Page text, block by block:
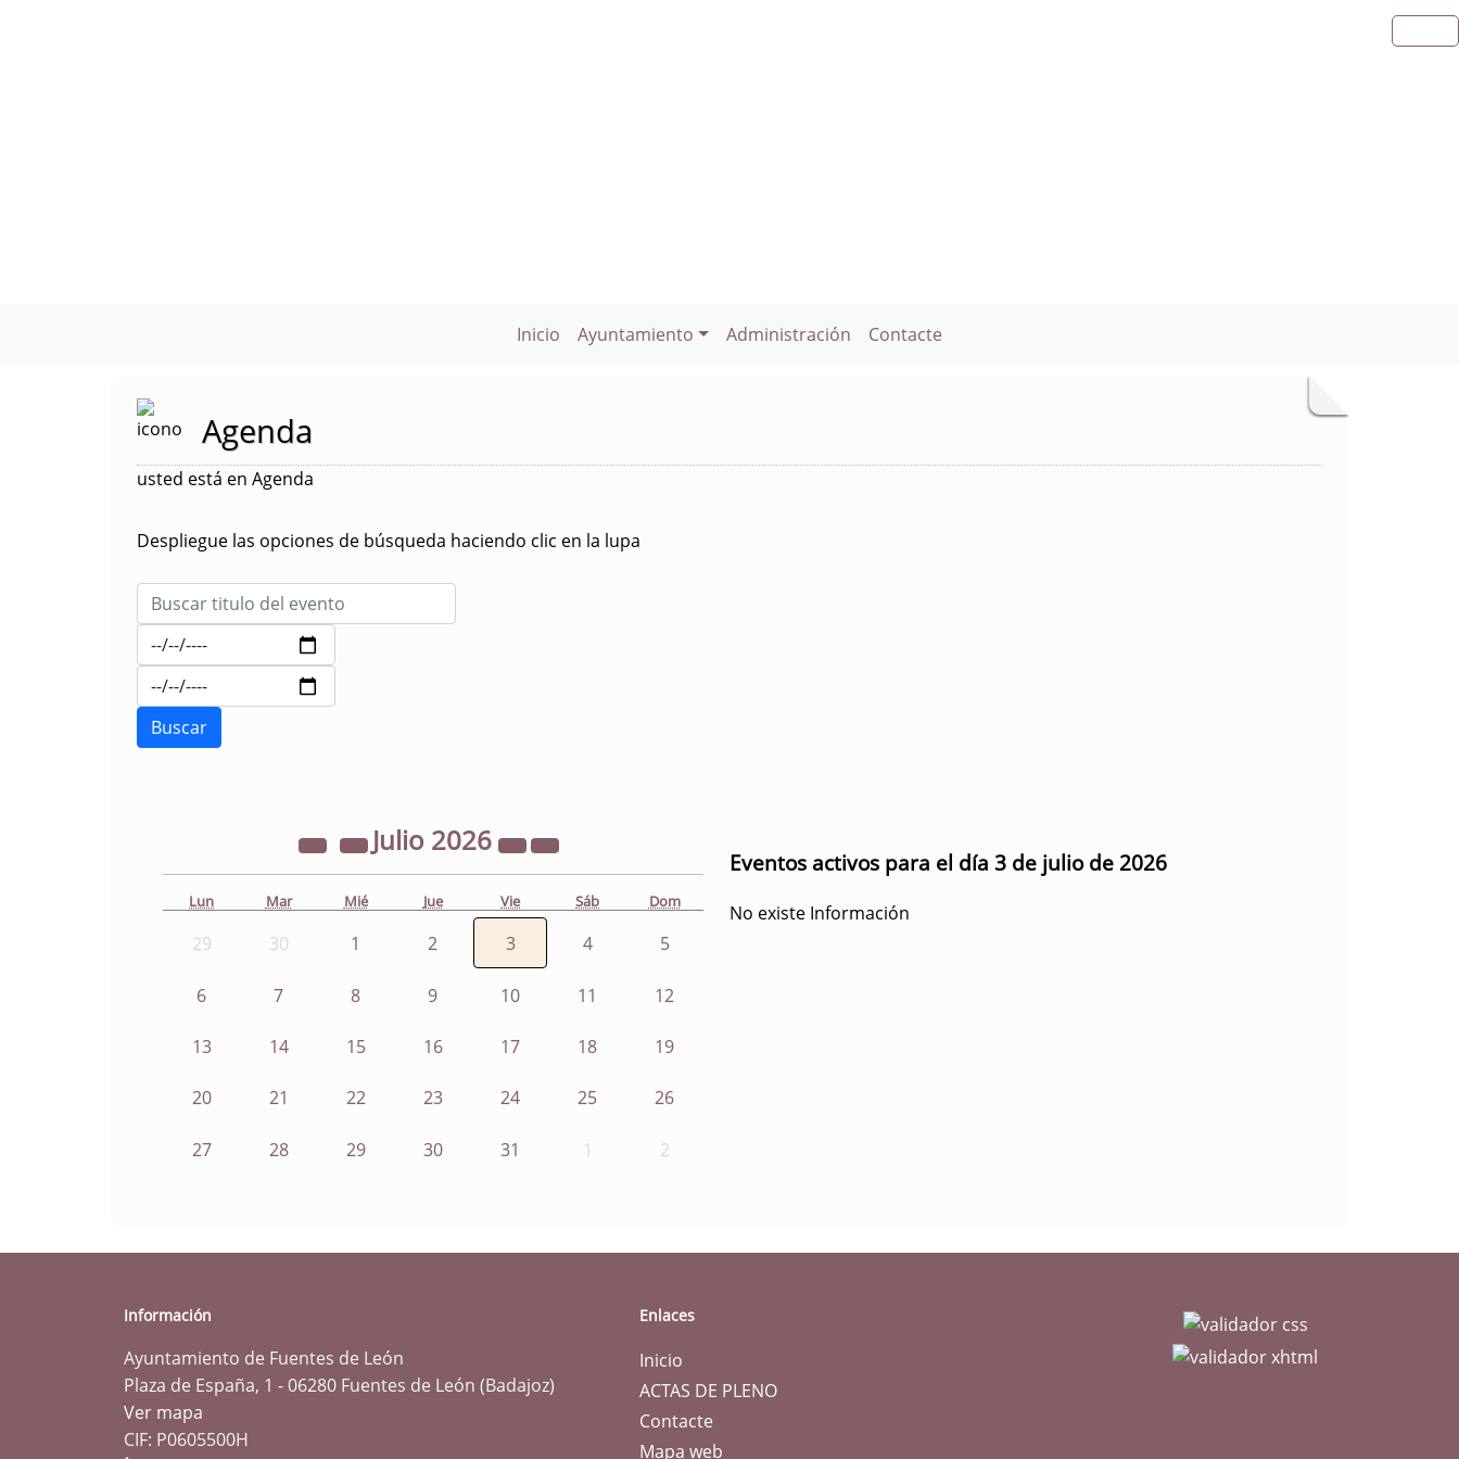
Inicio Ayuntamiento Administración Contacte
Agenda
usted está en Agenda
Despliegue las opciones de búsqueda haciendo clic en la lupa
Julio 2026
Lun Mar Mié Jue Vie Sáb Dom
29 30 1 2 3 4 5
6 7 8 9 10 11 12
13 14 15 16 17 18 19
20 21 22 23 24 25 26
27 28 29 30 31 1 2
Eventos activos para el día 3 de julio de 2026
No existe Información
Información
Ayuntamiento de Fuentes de León
Plaza de España, 1 - 06280 Fuentes de León (Badajoz)
Ver mapa
CIF: P0605500H
Enlaces
Inicio
ACTAS DE PLENO
Contacte
Mapa web